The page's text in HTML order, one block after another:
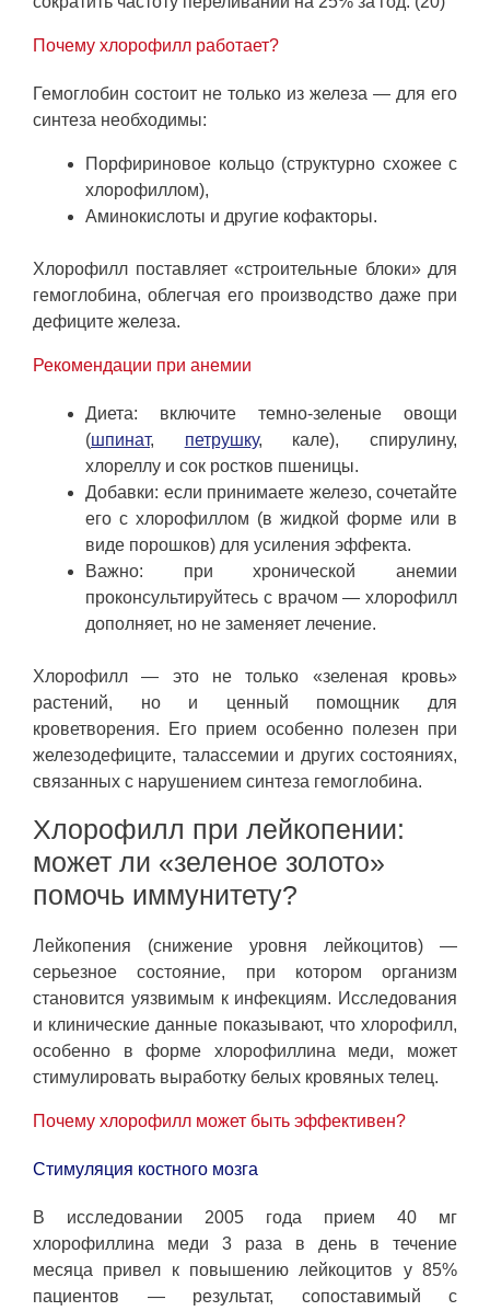
Почему хлорофилл работает?
Гемоглобин состоит не только из железа — для его
синтеза необходимы:
Порфириновое кольцо (структурно схожее с
хлорофиллом),
Аминокислоты и другие кофакторы.
Хлорофилл поставляет «строительные блоки» для
гемоглобина, облегчая его производство даже при
дефиците железа.
Рекомендации при анемии
Диета: включите темно-зеленые овощи
(шпинат, петрушку, кале), спирулину,
хлореллу и сок ростков пшеницы.
Добавки: если принимаете железо, сочетайте
его с хлорофиллом (в жидкой форме или в
виде порошков) для усиления эффекта.
Важно: при хронической анемии
проконсультируйтесь с врачом — хлорофилл
дополняет, но не заменяет лечение.
Хлорофилл — это не только «зеленая кровь»
растений, но и ценный помощник для
кроветворения. Его прием особенно полезен при
железодефиците, талассемии и других состояниях,
связанных с нарушением синтеза гемоглобина.
Хлорофилл при лейкопении:
может ли «зеленое золото»
помочь иммунитету?
Лейкопения (снижение уровня лейкоцитов) —
серьезное состояние, при котором организм
становится уязвимым к инфекциям. Исследования
и клинические данные показывают, что хлорофилл,
особенно в форме хлорофиллина меди, может
стимулировать выработку белых кровяных телец.
Почему хлорофилл может быть эффективен?
Стимуляция костного мозга
В исследовании 2005 года прием 40 мг
хлорофиллина меди 3 раза в день в течение
месяца привел к повышению лейкоцитов у 85%
пациентов — результат, сопоставимый с